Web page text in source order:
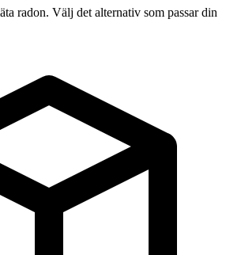
radon. Välj det alternativ som passar din